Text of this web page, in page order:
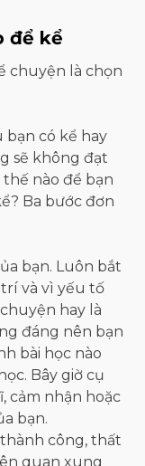
để kể
chuyện là chọn
bạn có kể hay
sẽ không đạt
nào để bạn
Ba bước đơn
bạn. Luôn bắt
và vì yếu tố
hay là
đáng nên bạn
bài học nào
Bây giờ cụ
cảm nhận hoặc
bạn.
công, thất
quan xung